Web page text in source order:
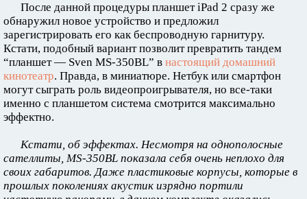
После данной процедуры планшет iPad 2 сразу же
обнаружил новое устройство и предложил
зарегистрировать его как беспроводную гарнитуру.
Кстати, подобный вариант позволит превратить тандем
“планшет — Sven MS-350BL” в настоящий домашний
кинотеатр. Правда, в миниатюре. Нетбук или смартфон
могут сыграть роль видеопроигрывателя, но все-таки
именно с планшетом система смотрится максимально
эффектно.
Кстати, об эффектах. Несмотря на однополосные
сателлиты, MS-350BL показала себя очень неплохо для
своих габаритов. Даже пластиковые корпусы, которые в
прошлых поколениях акустик изрядно портили